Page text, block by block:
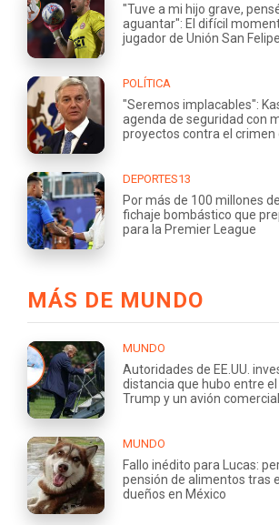
"Tuve a mi hijo grave,
aguantar": El difícil
jugador de Unión San Felipe
POLÍTICA
"Seremos implacables":
agenda de seguridad con
proyectos contra el crimen
DEPORTES13
Por más de 100 millones
fichaje bombástico que
para la Premier League
MÁS DE MUNDO
MUNDO
Autoridades de EE.UU.
distancia que hubo entre
Trump y un avión comercial
MUNDO
Fallo inédito para Lucas:
pensión de alimentos tras
dueños en México